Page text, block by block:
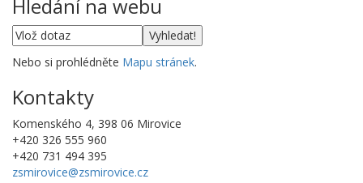
Hledání na webu
Nebo si prohlédněte Mapu stránek.
Kontakty
Komenského 4, 398 06 Mirovice
+420 326 555 960
+420 731 494 395
zsmirovice@zsmirovice.cz